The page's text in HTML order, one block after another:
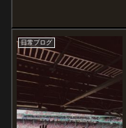
日常ブログ